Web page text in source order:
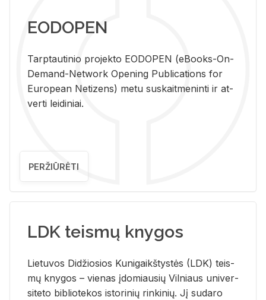
EODOPEN
Tarp­tau­ti­nio pro­jek­to EO­DO­PEN (eBo­oks-On-
De­mand-Ne­twork Ope­ning Pub­li­ca­tions for
Eu­ro­pe­an Ne­ti­zens) metu su­skait­me­nin­ti ir at­
ver­ti lei­di­niai.
PERŽIŪRĖTI
LDK teismų knygos
Lie­tu­vos Di­džio­sios Ku­ni­gaikš­tys­tės (LDK) teis­
mų kny­gos – vie­nas įdo­miau­sių Vil­niaus uni­ver­
si­te­to bi­b­lio­te­kos is­to­ri­nių rin­ki­nių. Jį su­da­ro